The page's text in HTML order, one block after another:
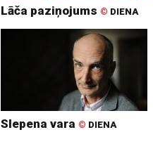
Lāča paziņojums © DIENA
Slepena vara © DIENA